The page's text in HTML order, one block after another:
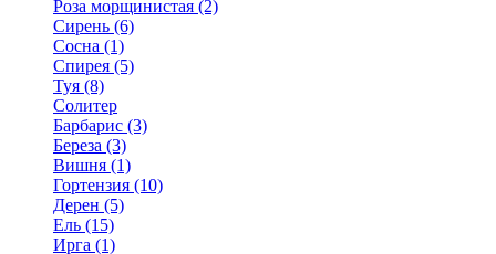
Роза морщинистая (2)
Сирень (6)
Сосна (1)
Спирея (5)
Туя (8)
Солитер
Барбарис (3)
Береза (3)
Вишня (1)
Гортензия (10)
Дерен (5)
Ель (15)
Ирга (1)